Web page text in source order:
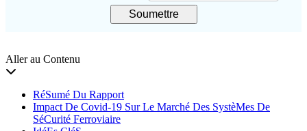
Soumettre
Aller au Contenu
RéSumé Du Rapport
Impact De Covid-19 Sur Le Marché Des SystèMes De
SéCurité Ferroviaire